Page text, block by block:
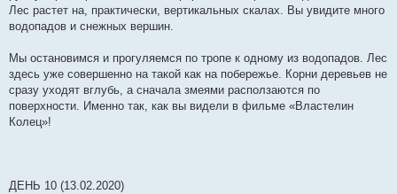
Лес растет на, практически, вертикальных скалах. Вы увидите много
водопадов и снежных вершин.
Мы остановимся и прогуляемся по тропе к одному из водопадов. Лес
здесь уже совершенно на такой как на побережье. Корни деревьев не
сразу уходят вглубь, а сначала змеями расползаются по
поверхности. Именно так, как вы видели в фильме «Властелин
Колец»!
ДЕНЬ 10 (13.02.2020)